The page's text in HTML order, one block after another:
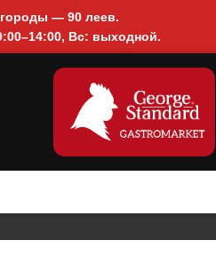
— 90 леев.
Вс: выходной.